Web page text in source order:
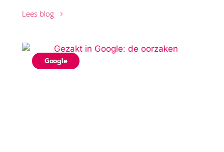
Lees blog
Google